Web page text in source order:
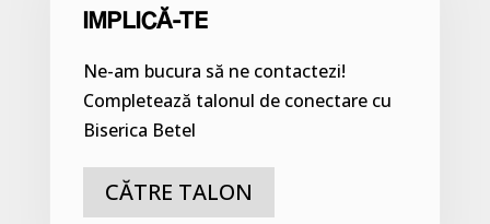
IMPLICĂ-TE
Ne-am bucura să ne contactezi!
Completează talonul de conectare cu
Biserica Betel
CĂTRE TALON